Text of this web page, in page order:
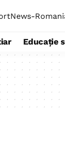
Educație